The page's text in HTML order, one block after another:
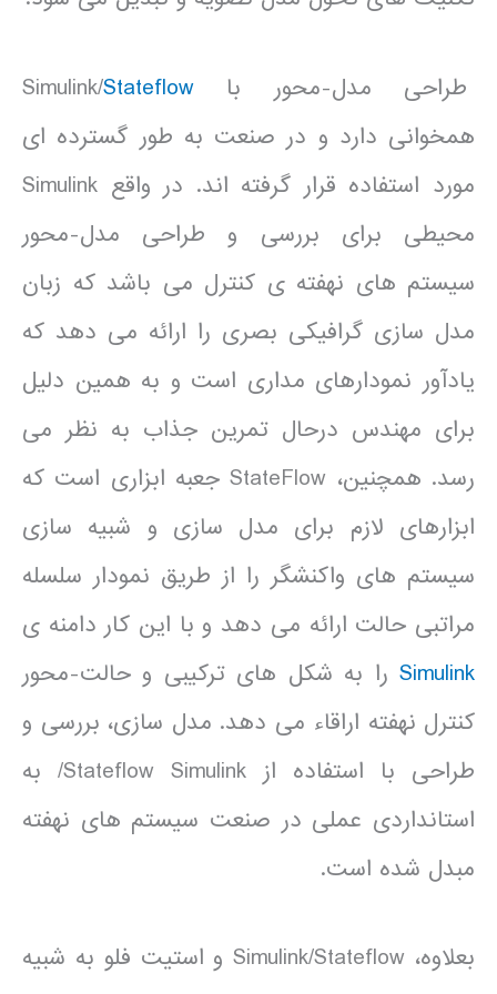
طراحی مدل-محور با Simulink/ Stateflow
همخوانی دارد و در صنعت به طور گسترده ای
مورد استفاده قرار گرفته اند. در واقع Simulink
محیطی برای بررسی و طراحی مدل-محور
سیستم های نهفته ی کنترل می باشد که زبان
مدل سازی گرافیکی بصری را ارائه می دهد که
یادآور نمودارهای مداری است و به همین دلیل
برای مهندس درحال تمرین جذاب به نظر می
رسد. همچنین، StateFlow جعبه ابزاری است که
ابزارهای لازم برای مدل سازی و شبیه سازی
سیستم های واکنشگر را از طریق نمودار سلسله
مراتبی حالت ارائه می دهد و با این کار دامنه ی
Simulink را به شکل های ترکیبی و حالت-محور
کنترل نهفته اراقاء می دهد. مدل سازی، بررسی و
طراحی با استفاده از Stateflow Simulink/ به
استانداردی عملی در صنعت سیستم های نهفته
مبدل شده است.
بعلاوه، Simulink/Stateflow و استیت فلو به شبیه